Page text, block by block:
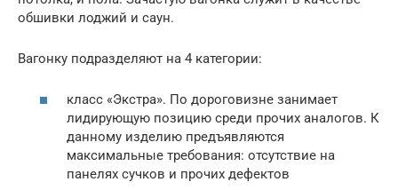
обшивки лоджий и саун.
Вагонку подразделяют на 4 категории:
класс «Экстра». По дороговизне занимает
лидирующую позицию среди прочих аналогов. К
данному изделию предъявляются
максимальные требования: отсутствие на
панелях сучков и прочих дефектов